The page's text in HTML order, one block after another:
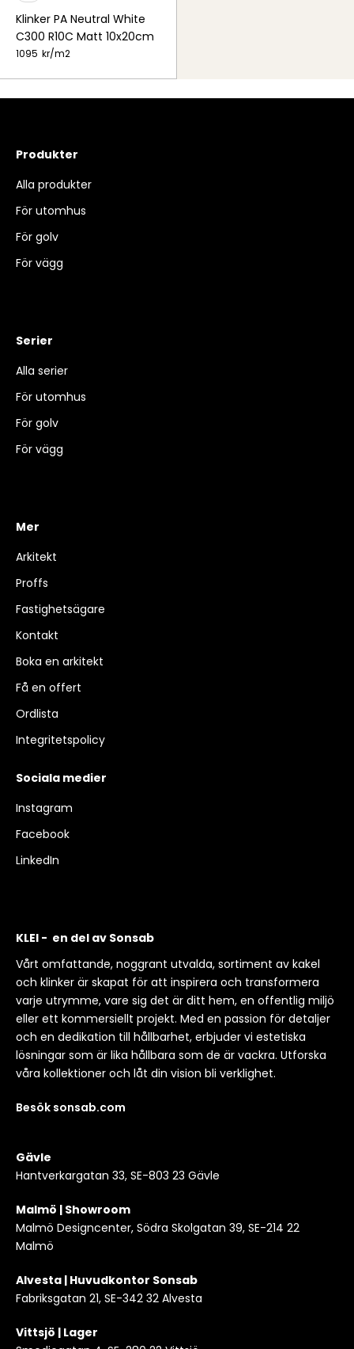
Klinker PA Neutral White
C300 R10C Matt 10x20cm
1095 kr/m2
Produkter
Alla produkter
För utomhus
För golv
För vägg
Serier
Alla serier
För utomhus
För golv
För vägg
Mer
Arkitekt
Proffs
Fastighetsägare
Kontakt
Boka en arkitekt
Få en offert
Ordlista
Integritetspolicy
Sociala medier
Instagram
Facebook
LinkedIn
KLEI - en del av Sonsab
Vårt omfattande, noggrant utvalda, sortiment av kakel
och klinker är skapat för att inspirera och transformera
varje utrymme, vare sig det är ditt hem, en offentlig miljö
eller ett kommersiellt projekt. Med en passion för detaljer
och en dedikation till hållbarhet, erbjuder vi estetiska
lösningar som är lika hållbara som de är vackra. Utforska
våra kollektioner och låt din vision bli verklighet.
Besök sonsab.com
Gävle
Hantverkargatan 33, SE-803 23 Gävle
Malmö | Showroom
Malmö Designcenter, Södra Skolgatan 39, SE-214 22
Malmö
Alvesta | Huvudkontor Sonsab
Fabriksgatan 21, SE-342 32 Alvesta
Vittsjö | Lager